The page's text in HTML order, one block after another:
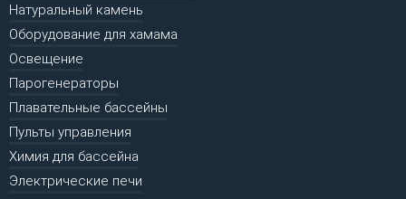
Натуральный камень
Оборудование для хамама
Освещение
Парогенераторы
Плавательные бассейны
Пульты управления
Химия для бассейна
Электрические печи